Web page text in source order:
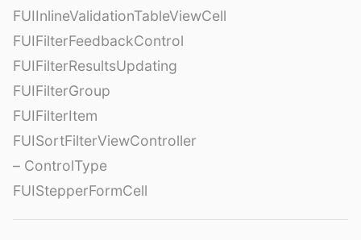
FUIInlineValidationTableViewCell
FUIFilterFeedbackControl
FUIFilterResultsUpdating
FUIFilterGroup
FUIFilterItem
FUISortFilterViewController
– ControlType
FUIStepperFormCell